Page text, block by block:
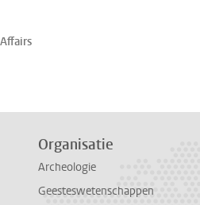
Organisatie
Archeologie
Geesteswetenschappen